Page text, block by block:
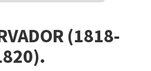
(1818-